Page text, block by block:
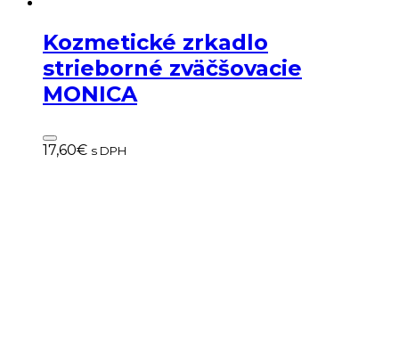
Kozmetické zrkadlo
strieborné zväčšovacie
MONICA
17,60€ s DPH